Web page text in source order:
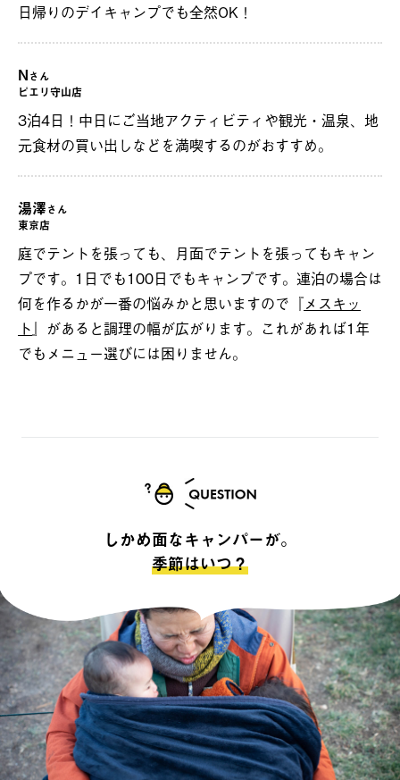
日帰りのデイキャンプでも全然OK！
Nさん
ピエリ守山店
3泊4日！中日にご当地アクティビティや観光・温泉、地
元食材の買い出しなどを満喫するのがおすすめ。
湯澤さん
東京店
庭でテントを張っても、月面でテントを張ってもキャン
プです。1日でも100日でもキャンプです。連泊の場合は
何を作るかが一番の悩みかと思いますので『メスキッ
ト 』があると調理の幅が広がります。これがあれば1年
でもメニュー選びには困りません。
しかめ面なキャンパーが。
季節はいつ？